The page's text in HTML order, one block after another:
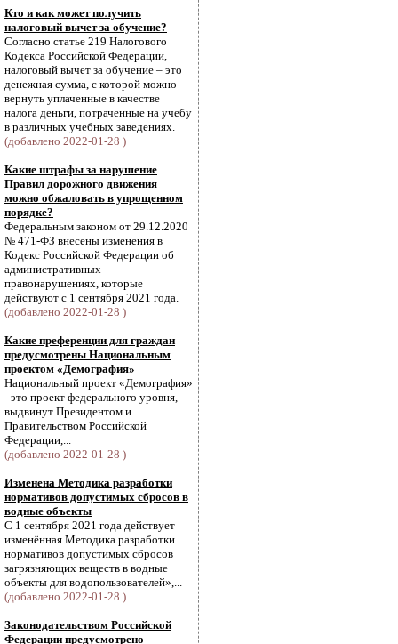
Кто и как может получить
налоговый вычет за обучение?
Согласно статье 219 Налогового
Кодекса Российской Федерации,
налоговый вычет за обучение – это
денежная сумма, с которой можно
вернуть уплаченные в качестве
налога деньги, потраченные на учебу
в различных учебных заведениях.
(добавлено 2022-01-28 )
Какие штрафы за нарушение
Правил дорожного движения
можно обжаловать в упрощенном
порядке?
Федеральным законом от 29.12.2020
№ 471-ФЗ внесены изменения в
Кодекс Российской Федерации об
административных
правонарушениях, которые
действуют с 1 сентября 2021 года.
(добавлено 2022-01-28 )
Какие преференции для граждан
предусмотрены Национальным
проектом «Демография»
Национальный проект «Демография»
- это проект федерального уровня,
выдвинут Президентом и
Правительством Российской
Федерации,...
(добавлено 2022-01-28 )
Изменена Методика разработки
нормативов допустимых сбросов в
водные объекты
С 1 сентября 2021 года действует
изменённая Методика разработки
нормативов допустимых сбросов
загрязняющих веществ в водные
объекты для водопользователей»,...
(добавлено 2022-01-28 )
Законодательством Российской
Федерации предусмотрено